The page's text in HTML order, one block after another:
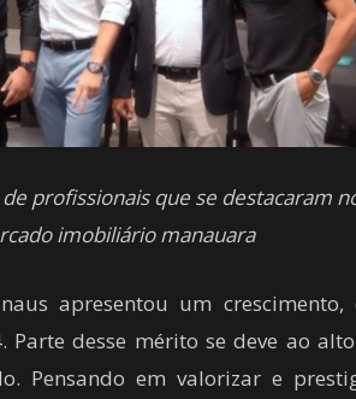
profissionais que se destacaram
imobiliário manauara
apresentou um crescimento,
Parte desse mérito se deve ao
Pensando em valorizar e